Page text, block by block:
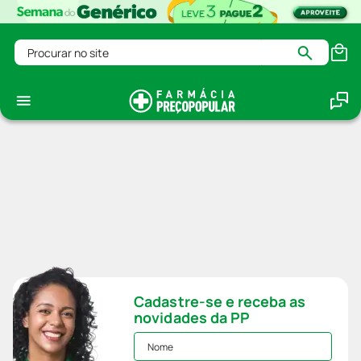
Procurar no site
Cadastre-se e receba as
novidades da PP